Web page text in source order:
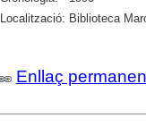
Localització: Biblioteca
Enllaç